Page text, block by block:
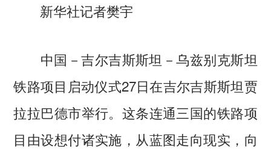
新华社记者樊宇
中国－吉尔吉斯斯坦－乌兹别克斯坦
铁路项目启动仪式27日在吉尔吉斯斯坦贾
拉拉巴德市举行。这条连通三国的铁路项
目由设想付诸实施，从蓝图走向现实，向